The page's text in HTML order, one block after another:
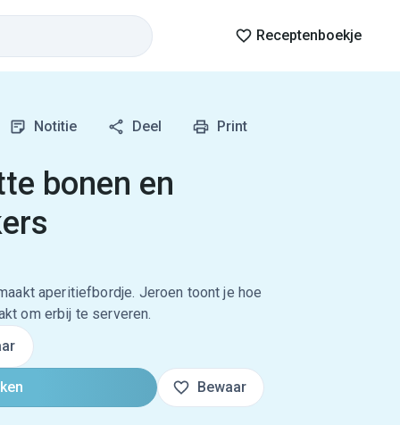
Receptenboekje
Notitie Deel Print
bonen en
aperitiefbordje. Jeroen toont je hoe
om erbij te serveren.
Bewaar